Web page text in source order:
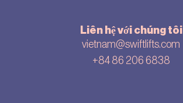
Liên hệ với chúng tôi
vietnam@swiftlifts.com
+84 86 206 6838